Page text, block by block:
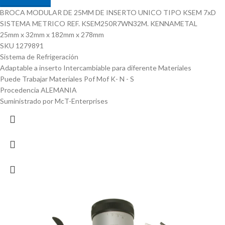
BROCA MODULAR DE 25MM DE INSERTO UNICO TIPO KSEM 7xD
SISTEMA METRICO REF. KSEM250R7WN32M. KENNAMETAL
25mm x 32mm x 182mm x 278mm
SKU 1279891
Sistema de Refrigeración
Adaptable a inserto Intercambiable para diferente Materiales
Puede Trabajar Materiales Pof Mof K- N - S
Procedencia ALEMANIA
Suministrado por McT-Enterprises